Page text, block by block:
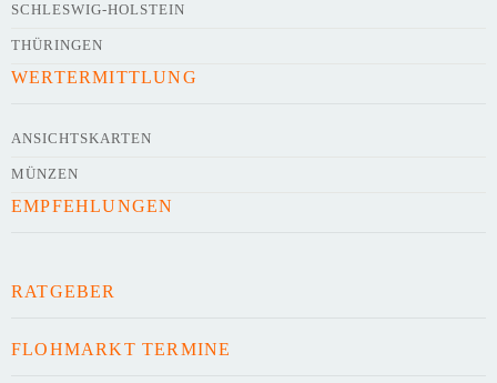
Kontaktdaten des Veranstalters
Telefonnummer
SCHLESWIG-HOLSTEIN
THÜRINGEN
WERTERMITTLUNG
ANSICHTSKARTEN
MÜNZEN
EMPFEHLUNGEN
RATGEBER
FLOHMARKT TERMINE